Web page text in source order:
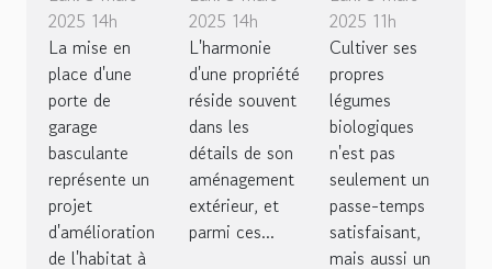
installer
une porte
de garage
basculante
2025 14h
La mise en
place d'une
porte de
garage
basculante
représente un
projet
d'amélioration
de l'habitat à
verticale et
clôtures
Cetram :
zoom sur le
savoir-faire
d'Orion
Menuiserie
2025 14h
L'harmonie
d'une propriété
réside souvent
dans les
détails de son
aménagement
extérieur, et
parmi ces...
dans son
jardin
2025 11h
Cultiver ses
propres
légumes
biologiques
n'est pas
seulement un
passe-temps
satisfaisant,
mais aussi un